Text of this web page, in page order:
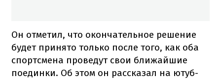
Он отметил, что окончательное решение
будет принято только после того, как оба
спортсмена проведут свои ближайшие
поединки. Об этом он рассказал на ютуб-